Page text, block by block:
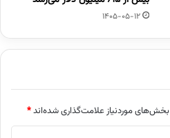
1405-05-12
بخش‌های موردنیاز علامت‌گذاری شده‌اند*